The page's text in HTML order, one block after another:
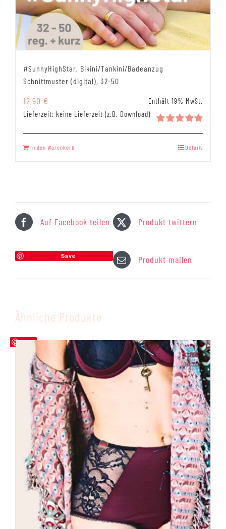
#SunnyHighStar, Bikini/Tankini/Badeanzug
Schnittmuster (digital), 32-50
Bewertet
12,90 € Enthält 19% MwSt.
Lieferzeit: keine Lieferzeit (z.B. Download)
In den Warenkorb Details
Auf Facebook teilen Produkt twittern
Save Produkt mailen
Ähnliche Produkte
Save